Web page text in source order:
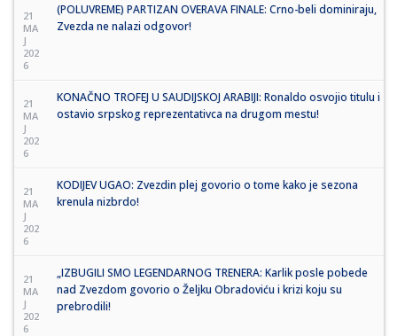
21
MA
J
202
6
(POLUVREME) PARTIZAN OVERAVA FINALE: Crno-beli dominiraju,
Zvezda ne nalazi odgovor!
21
MA
J
202
6
KONAČNO TROFEJ U SAUDIJSKOJ ARABIJI: Ronaldo osvojio titulu i
ostavio srpskog reprezentativca na drugom mestu!
21
MA
J
202
6
KODIJEV UGAO: Zvezdin plej govorio o tome kako je sezona
krenula nizbrdo!
21
MA
J
202
6
„IZBUGILI SMO LEGENDARNOG TRENERA: Karlik posle pobede
nad Zvezdom govorio o Željku Obradoviću i krizi koju su
prebrodili!